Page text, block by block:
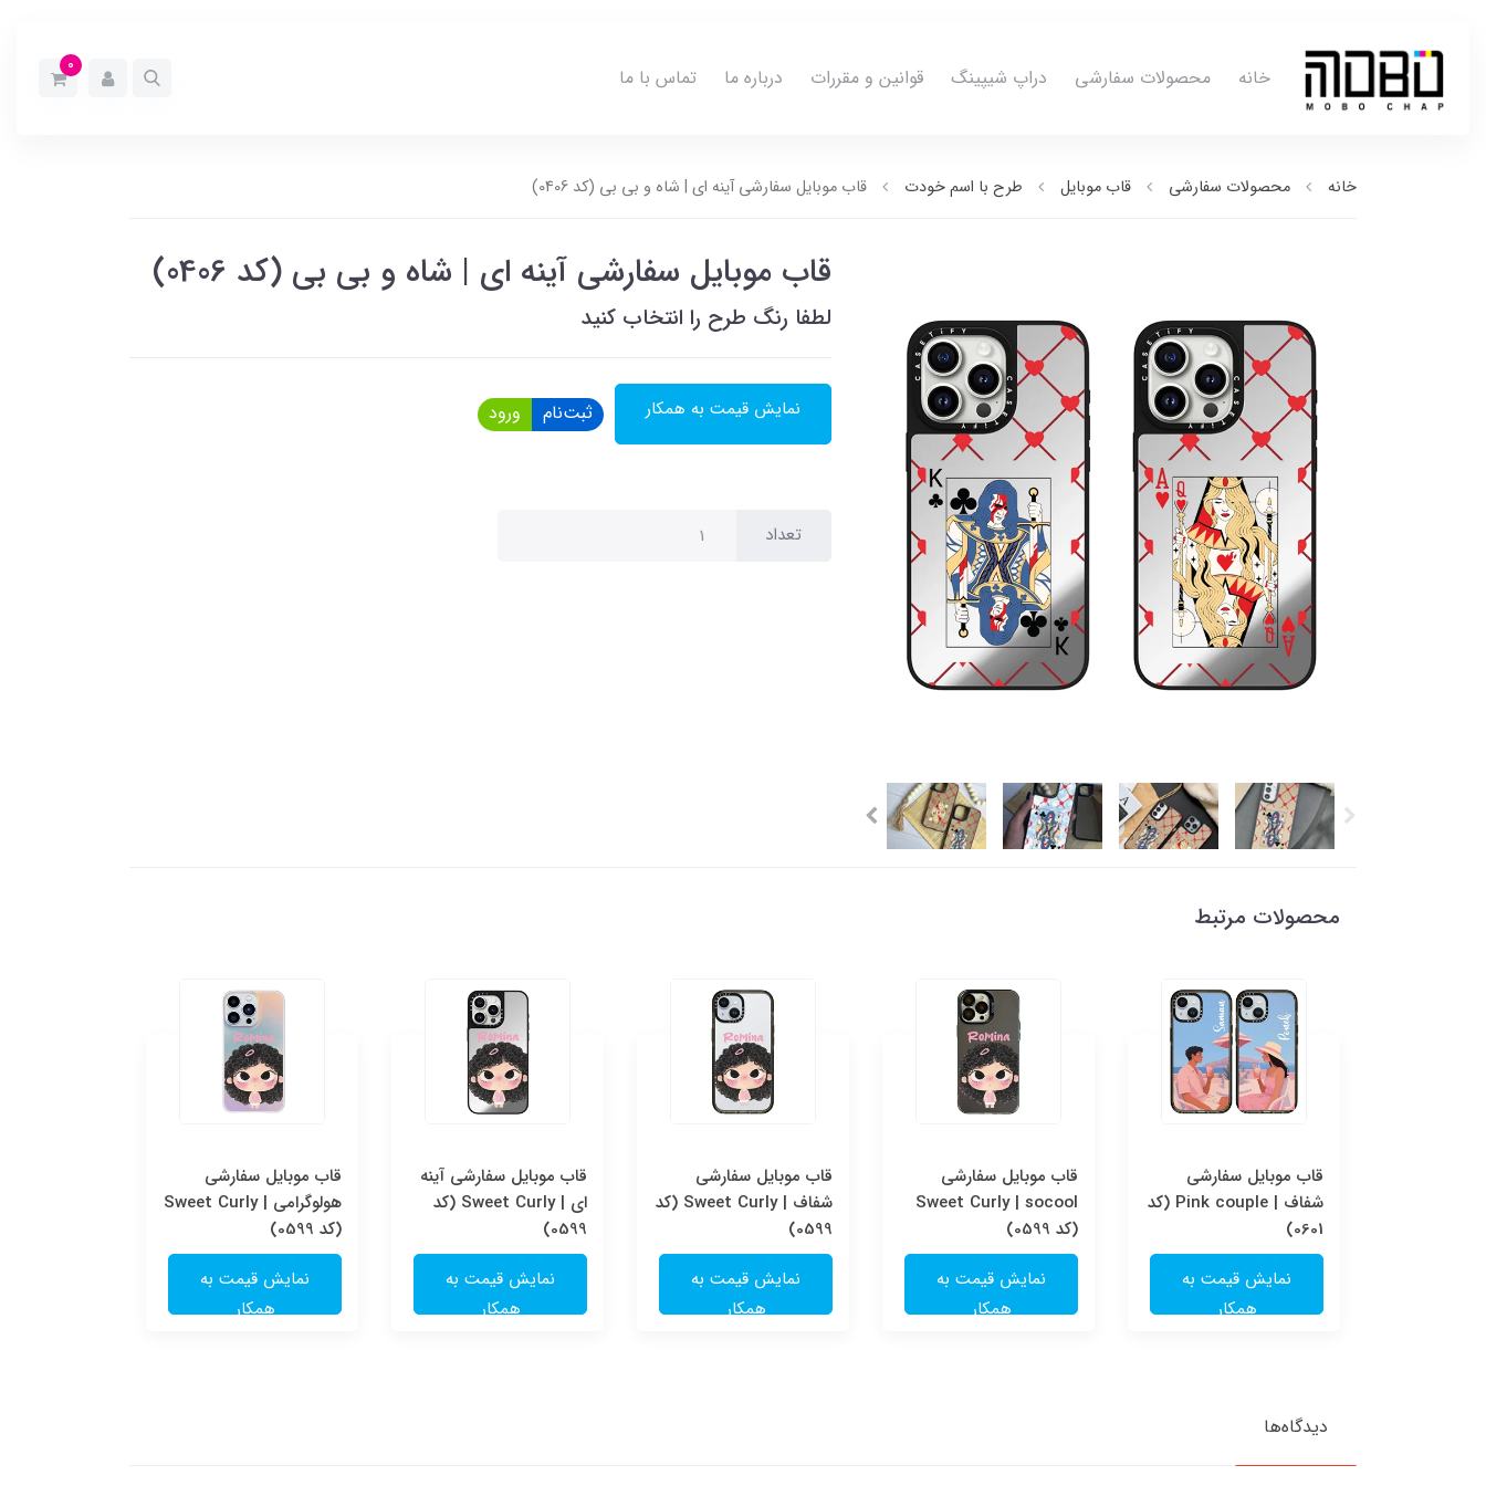
خانه محصولات سفارشی دراپ شیپینگ قوانین و مقررات درباره ما تماس با ما 0
خانه محصولات سفارشی قاب موبایل طرح با اسم خودت قاب موبایل سفارشی آینه ای | شاه و بی بی (کد 0406)
قاب موبایل سفارشی آینه ای | شاه و بی بی (کد 0406)
لطفا رنگ طرح را انتخاب کنید
نمایش قیمت به همکار ثبت‌نام ورود
تعداد
محصولات مرتبط
قاب موبایل سفارشی
شفاف | Pink couple (کد
0601)
نمایش قیمت به
همکار
قاب موبایل سفارشی
Sweet Curly | socool
(کد 0599)
نمایش قیمت به
همکار
قاب موبایل سفارشی
شفاف | Sweet Curly (کد
0599)
نمایش قیمت به
همکار
قاب موبایل سفارشی آینه
ای | Sweet Curly (کد
0599)
نمایش قیمت به
همکار
قاب موبایل سفارشی
هولوگرامی | Sweet Curly
(کد 0599)
نمایش قیمت به
همکار
دیدگاه‌ها